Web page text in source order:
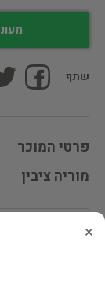
שתף
פרטי המוכר
מוריה ציבין
לינקים נוספים
ספרים נוספים למכירה
×